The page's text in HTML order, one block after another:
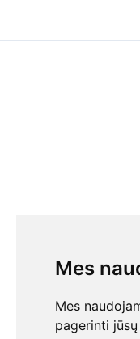
Mes
Mes
pagerinti